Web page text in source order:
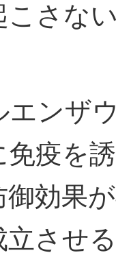
こさな
エンザ
免疫を
御効果
立させ